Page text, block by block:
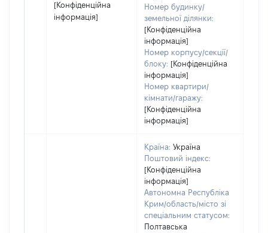
[Конфіденційна
інформація]
Номер будинку/
земельної ділянки:
[Конфіденційна
інформація]
Номер корпусу/секції/
блоку: [Конфіденційна
інформація]
Номер квартири/
кімнати/гаражу:
[Конфіденційна
інформація]
Країна: Україна
Поштовий індекс:
[Конфіденційна
інформація]
Автономна Республіка
Крим/область/місто зі
спеціальним статусом:
Полтавська